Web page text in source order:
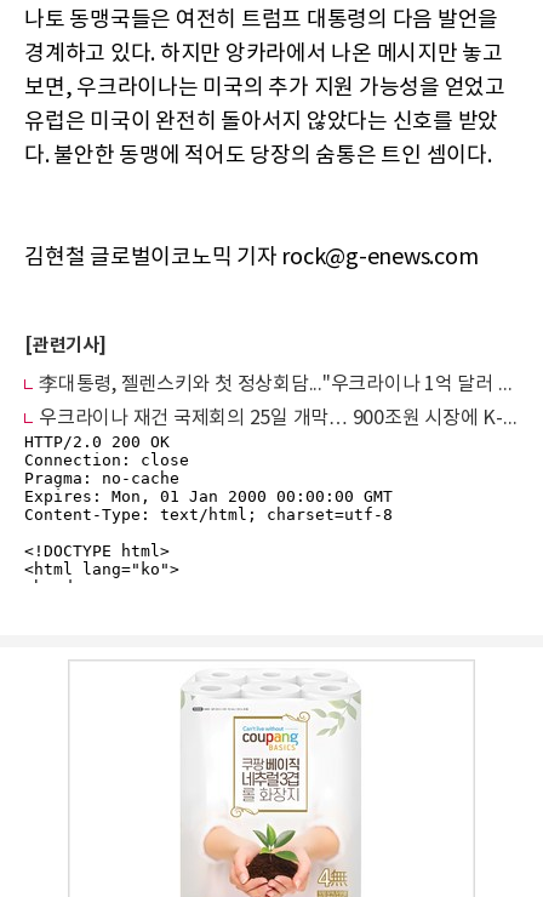
나토 동맹국들은 여전히 트럼프 대통령의 다음 발언을
경계하고 있다. 하지만 앙카라에서 나온 메시지만 놓고
보면, 우크라이나는 미국의 추가 지원 가능성을 얻었고
유럽은 미국이 완전히 돌아서지 않았다는 신호를 받았
다. 불안한 동맹에 적어도 당장의 숨통은 트인 셈이다.
김현철 글로벌이코노믹 기자 rock@g-enews.com
[관련기사]
李대통령, 젤렌스키와 첫 정상회담..."우크라이나 1억 달러 지원·재건 동참"
우크라이나 재건 국제회의 25일 개막… 900조원 시장에 K-건설주 들썩